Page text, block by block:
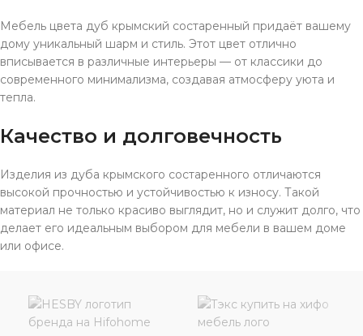
Мебель цвета дуб крымский состаренный придаёт вашему
дому уникальный шарм и стиль. Этот цвет отлично
вписывается в различные интерьеры — от классики до
современного минимализма, создавая атмосферу уюта и
тепла.
Качество и долговечность
Изделия из дуба крымского состаренного отличаются
высокой прочностью и устойчивостью к износу. Такой
материал не только красиво выглядит, но и служит долго, что
делает его идеальным выбором для мебели в вашем доме
или офисе.